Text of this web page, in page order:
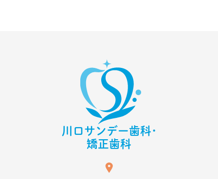
川口サンデー歯科･
矯正歯科